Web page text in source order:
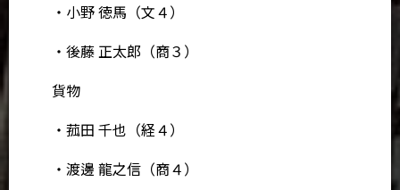
・小野 徳馬（文４）
・後藤 正太郎（商３）
貨物
・菰田 千也（経４）
・渡邊 龍之信（商４）